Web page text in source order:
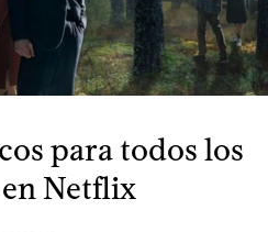
para todos los
Netflix